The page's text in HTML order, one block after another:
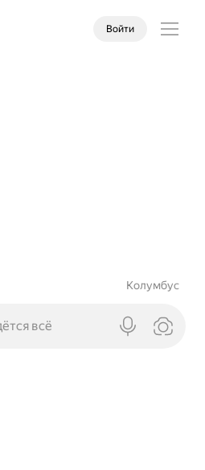
Войти
Колумбус
всё